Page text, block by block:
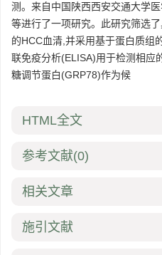
测。来自中国陕西西安交通大学
等进行了一项研究。此研究筛选
的HCC血清,并采用基于蛋白质组
联免疫分析(ELISA)用于检测相应
糖调节蛋白(GRP78)作为候
HTML全文
参考文献(0)
相关文章
施引文献